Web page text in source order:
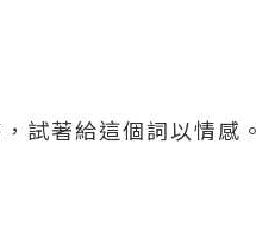
試著給這個詞以情